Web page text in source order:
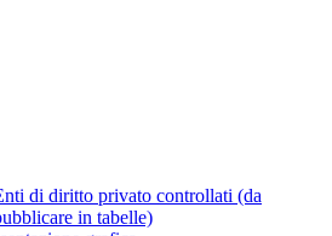
di diritto privato controllati (da
in tabelle)